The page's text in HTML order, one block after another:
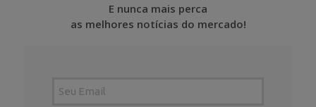
E nunca mais perca
as melhores notícias do mercado!